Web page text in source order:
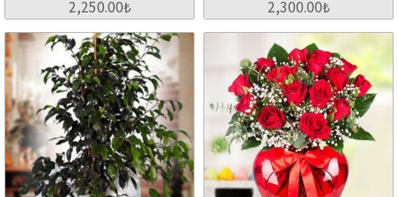
2,250.00₺ 2,300.00₺